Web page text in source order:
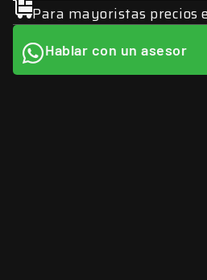
Para mayoristas precios
Hablar con un asesor